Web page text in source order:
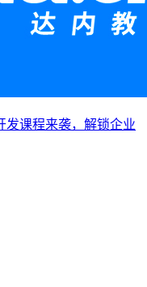
课程来袭，解锁企业